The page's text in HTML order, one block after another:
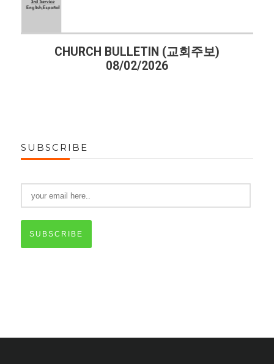
CHURCH BULLETIN (교회주보)
08/02/2026
SUBSCRIBE
SUBSCRIBE